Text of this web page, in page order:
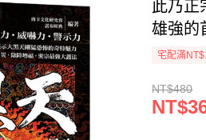
此乃正
雄強的
宅配滿
NT$480